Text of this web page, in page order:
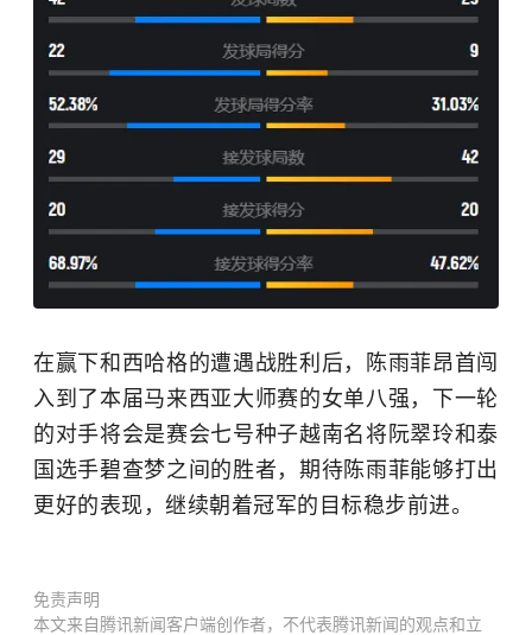
在赢下和西哈格的遭遇战胜利后，陈雨菲昂首闯
入到了本届马来西亚大师赛的女单八强，下一轮
的对手将会是赛会七号种子越南名将阮翠玲和泰
国选手碧查梦之间的胜者，期待陈雨菲能够打出
更好的表现，继续朝着冠军的目标稳步前进。
免责声明
本文来自腾讯新闻客户端创作者，不代表腾讯新闻的观点和立